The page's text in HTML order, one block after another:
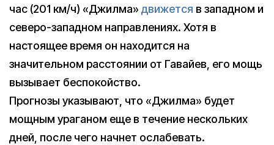
час (201 км/ч) «Джилма» движется в западном и
северо-западном направлениях. Хотя в
настоящее время он находится на
значительном расстоянии от Гавайев, его мощь
вызывает беспокойство.
Прогнозы указывают, что «Джилма» будет
мощным ураганом еще в течение нескольких
дней, после чего начнет ослабевать.